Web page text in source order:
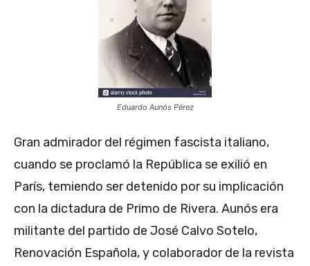
Eduardo Aunós Pérez
Gran admirador del régimen fascista italiano,
cuando se proclamó la República se exilió en
París, temiendo ser detenido por su implicación
con la dictadura de Primo de Rivera. Aunós era
militante del partido de José Calvo Sotelo,
Renovación Española, y colaborador de la revista